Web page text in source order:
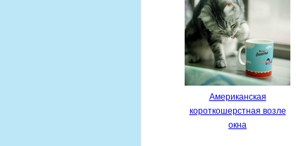
Американская
короткошерстная возле
окна